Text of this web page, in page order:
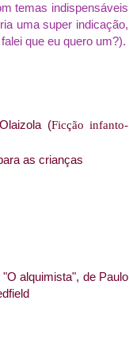
temas indispensáveis
uma super indicação,
que eu quero um?).
(Ficção infanto-
as crianças
alquimista", de Paulo